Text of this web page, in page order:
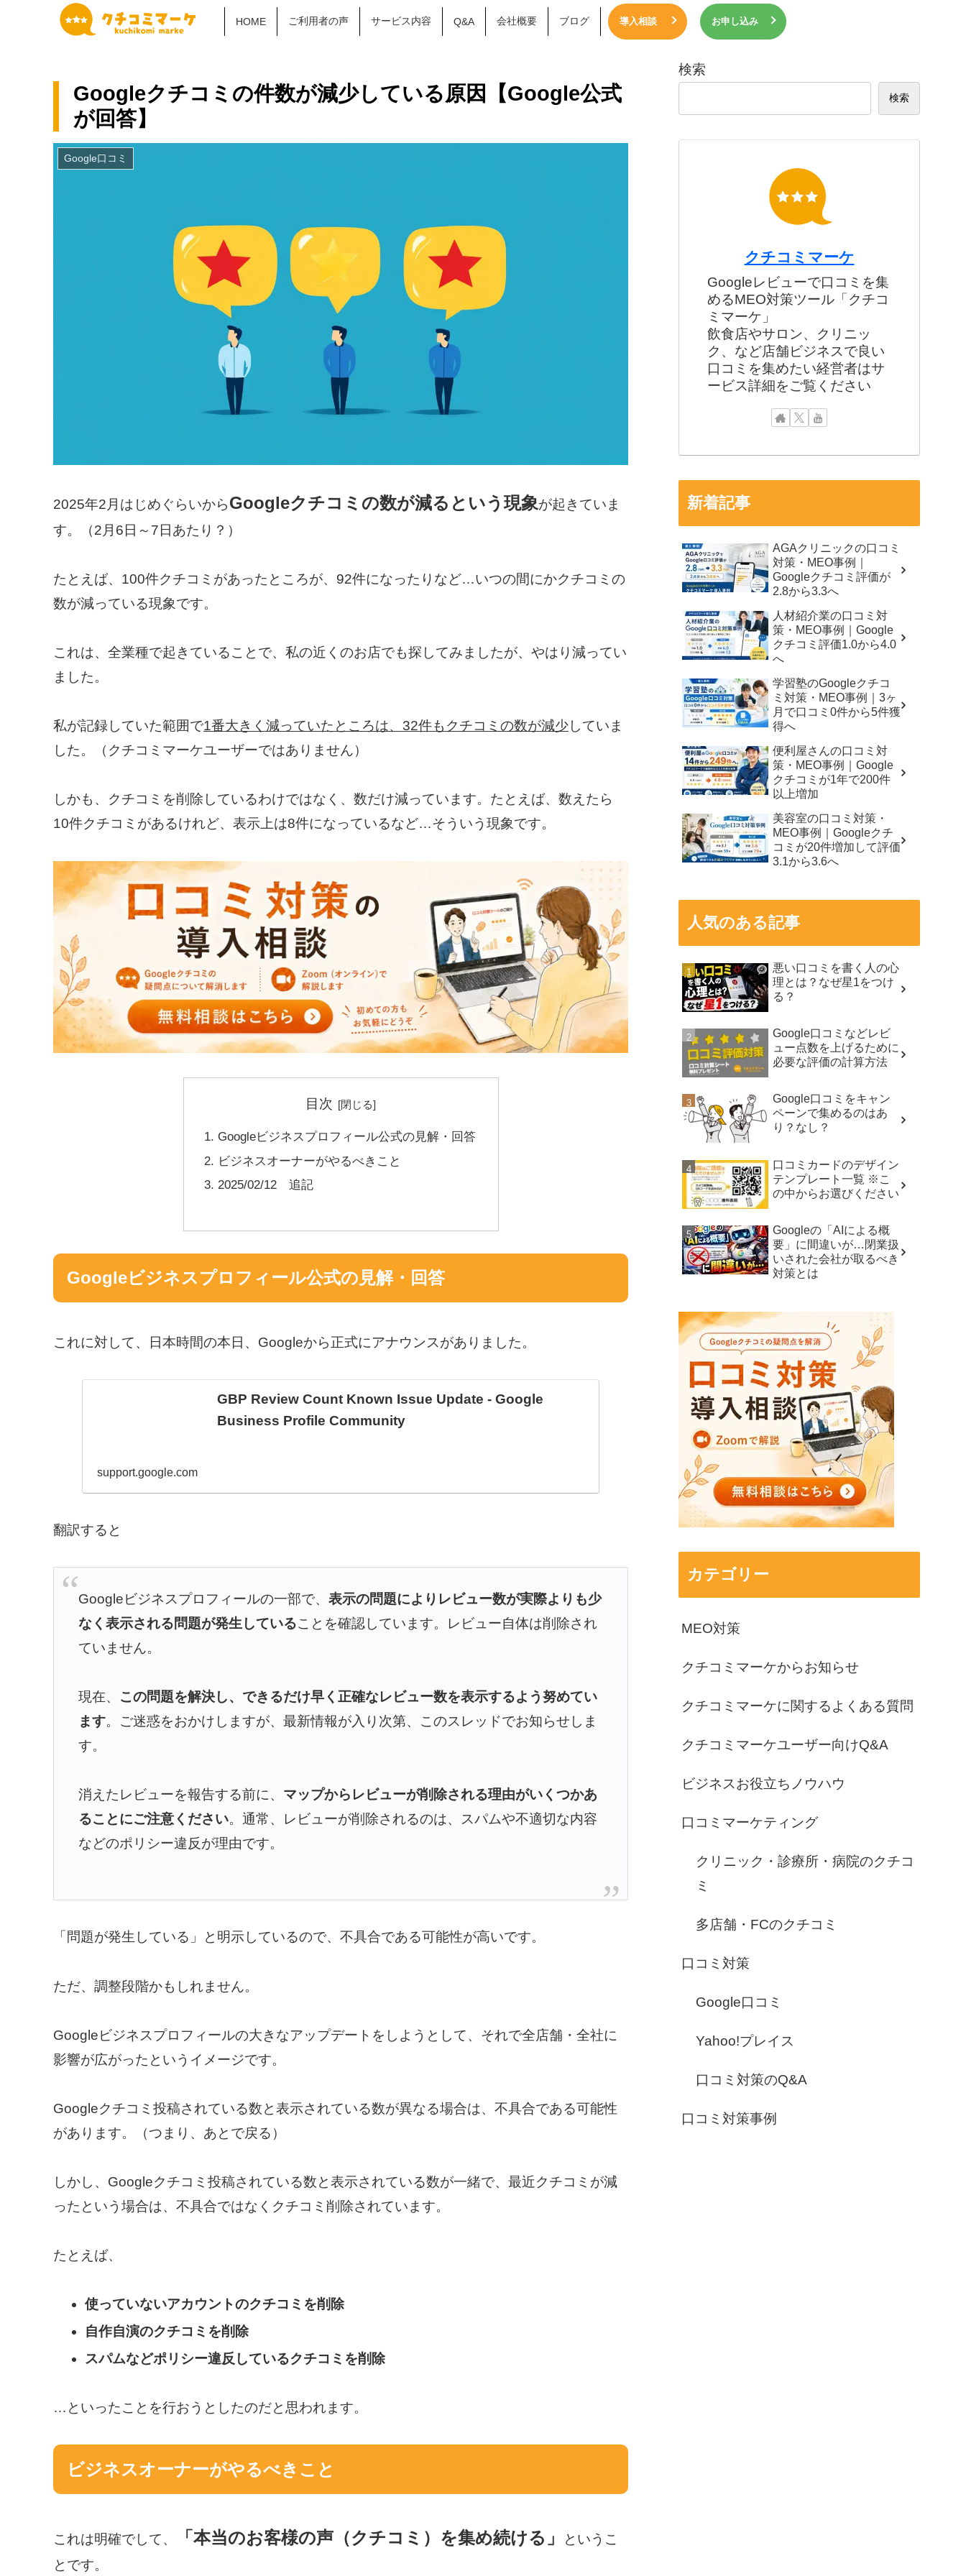
HOME ご利用者の声 サービス内容 Q&A 会社概要 ブログ 導入相談 お申し込み
Googleクチコミの件数が減少している原因【Google公式
が回答】
Google口コミ
2025年2月はじめぐらいからGoogleクチコミの数が減るという現象が起きていま
す。（2月6日～7日あたり？）
たとえば、100件クチコミがあったところが、92件になったりなど…いつの間にかクチコミの
数が減っている現象です。
これは、全業種で起きていることで、私の近くのお店でも探してみましたが、やはり減ってい
ました。
私が記録していた範囲で1番大きく減っていたところは、32件もクチコミの数が減少していま
した。（クチコミマーケユーザーではありません）
しかも、クチコミを削除しているわけではなく、数だけ減っています。たとえば、数えたら
10件クチコミがあるけれど、表示上は8件になっているなど…そういう現象です。
目次
Googleビジネスプロフィール公式の見解・回答
ビジネスオーナーがやるべきこと
2025/02/12 追記
Googleビジネスプロフィール公式の見解・回答
これに対して、日本時間の本日、Googleから正式にアナウンスがありました。
GBP Review Count Known Issue Update - Google
Business Profile Community
support.google.com
翻訳すると
Googleビジネスプロフィールの一部で、表示の問題によりレビュー数が実際よりも少
なく表示される問題が発生していることを確認しています。レビュー自体は削除され
ていません。
現在、 この問題を解決し、できるだけ早く正確なレビュー数を表示するよう努めてい
ます。ご迷惑をおかけしますが、最新情報が入り次第、このスレッドでお知らせしま
す。
消えたレビューを報告する前に、 マップからレビューが削除される理由がいくつかあ
ることにご注意ください。通常、レビューが削除されるのは、スパムや不適切な内容
などのポリシー違反が理由です。
「問題が発生している」と明示しているので、不具合である可能性が高いです。
ただ、調整段階かもしれません。
Googleビジネスプロフィールの大きなアップデートをしようとして、それで全店舗・全社に
影響が広がったというイメージです。
Googleクチコミ投稿されている数と表示されている数が異なる場合は、不具合である可能性
があります。（つまり、あとで戻る）
しかし、Googleクチコミ投稿されている数と表示されている数が一緒で、最近クチコミが減
ったという場合は、不具合ではなくクチコミ削除されています。
たとえば、
使っていないアカウントのクチコミを削除
自作自演のクチコミを削除
スパムなどポリシー違反しているクチコミを削除
…といったことを行おうとしたのだと思われます。
ビジネスオーナーがやるべきこと
これは明確でして、 「本当のお客様の声（クチコミ）を集め続ける」
というこ
とです。
検索
検索
クチコミマーケ
Googleレビューで口コミを集
めるMEO対策ツール「クチコ
ミマーケ」
飲食店やサロン、クリニッ
ク、など店舗ビジネスで良い
口コミを集めたい経営者はサ
ービス詳細をご覧ください
新着記事
AGAクリニックの口コミ
対策・MEO事例｜
Googleクチコミ評価が
2.8から3.3へ
人材紹介業の口コミ対
策・MEO事例｜Google
クチコミ評価1.0から4.0
へ
学習塾のGoogleクチコ
ミ対策・MEO事例｜3ヶ
月で口コミ0件から5件獲
得へ
便利屋さんの口コミ対
策・MEO事例｜Google
クチコミが1年で200件
以上増加
美容室の口コミ対策・
MEO事例｜Googleクチ
コミが20件増加して評価
3.1から3.6へ
人気のある記事
悪い口コミを書く人の心
理とは？なぜ星1をつけ
る？
Google口コミなどレビ
ュー点数を上げるために
必要な評価の計算方法
Google口コミをキャン
ペーンで集めるのはあ
り？なし？
口コミカードのデザイン
テンプレート一覧 ※こ
の中からお選びください
Googleの「AIによる概
要」に間違いが…閉業扱
いされた会社が取るべき
対策とは
カテゴリー
MEO対策
クチコミマーケからお知らせ
クチコミマーケに関するよくある質問
クチコミマーケユーザー向けQ&A
ビジネスお役立ちノウハウ
口コミマーケティング
クリニック・診療所・病院のクチコ
ミ
多店舗・FCのクチコミ
口コミ対策
Google口コミ
Yahoo!プレイス
口コミ対策のQ&A
口コミ対策事例